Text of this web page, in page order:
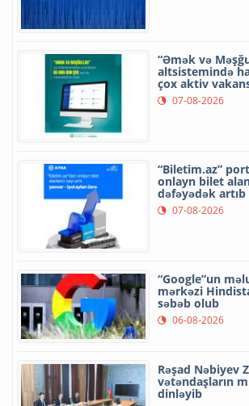
“Əmək və
altsistemində
çox aktiv
07-08-2026
“Biletim.az”
onlayn bilet
dəfəyədək artıb
07-08-2026
“Google”un
mərkəzi
səbəb olub
06-08-2026
Rəşad Nəbiyev
vətəndaşların
dinləyib